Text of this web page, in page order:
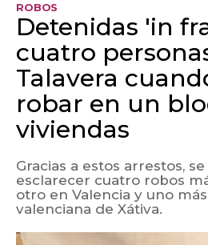
ROBOS
Detenidas 'in
cuatro
Talavera
robar en un
viviendas
Gracias a estos arrestos,
esclarecer cuatro robos
otro en Valencia y uno
valenciana de Xátiva.